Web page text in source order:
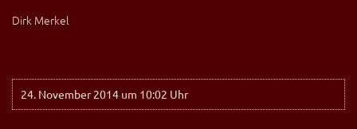
Dirk Merkel
24. November 2014 um 10:02 Uhr